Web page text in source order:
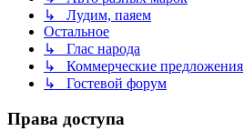
↳ Лудим, паяем
Остальное
↳ Глас народа
↳ Коммерческие предложения
↳ Гостевой форум
Права доступа